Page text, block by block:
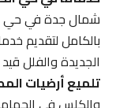
شمال جدة في حي
بالكامل لتقديم
الجديدة والفلل قيد
تلميع أرضيات